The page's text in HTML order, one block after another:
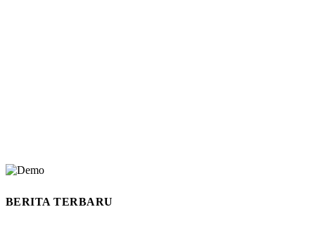
BERITA TERBARU